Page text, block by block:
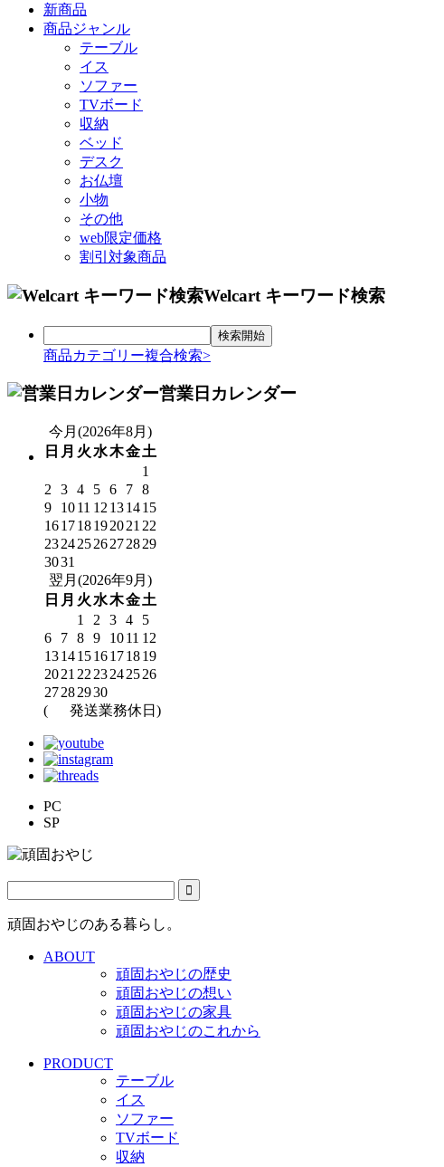
新商品
商品ジャンル
テーブル
イス
ソファー
TVボード
収納
ベッド
デスク
お仏壇
小物
その他
web限定価格
割引対象商品
Welcart キーワード検索
商品カテゴリー複合検索>
営業日カレンダー
今月(2026年8月)
日 月 火 水木金土
1
2
3 4 5 6 7 8
9
1011 12 131415
161718192021 22
23242526272829
3031
翌月(2026年9月)
日 月 火 水木金土
1
2 3 4
5
6
7 8 9 1011 12
13141516171819
2021 22 23242526
27282930
(
発送業務休日)
PC
SP
頑固おやじのある暮らし。
ABOUT
頑固おやじの歴史
頑固おやじの想い
頑固おやじの家具
頑固おやじのこれから
PRODUCT
テーブル
イス
ソファー
TVボード
収納